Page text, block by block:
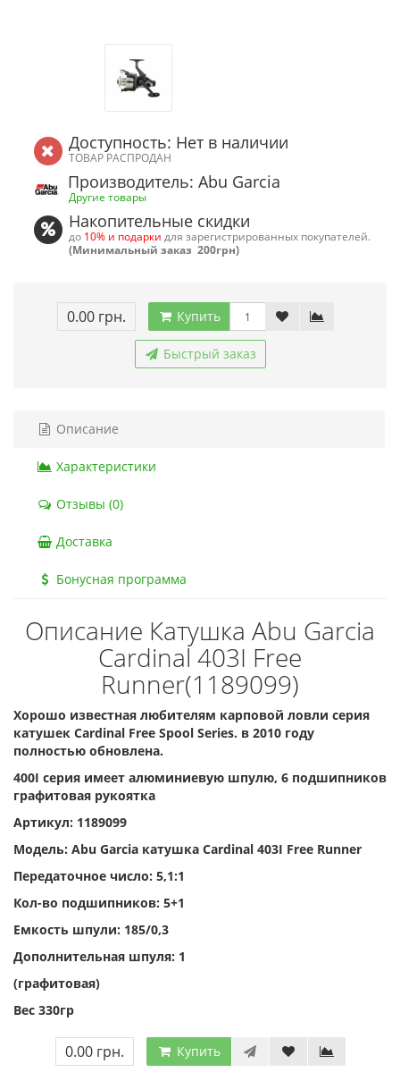
Доступность: Нет в наличии
ТОВАР РАСПРОДАН
Производитель: Abu Garcia
Другие товары
Накопительные скидки
до 10% и подарки для зарегистрированных покупателей.
(Минимальный заказ 200грн)
0.00 грн. Купить
Быстрый заказ
Описание
Характеристики
Отзывы (0)
Доставка
Бонусная программа
Описание Катушка Abu Garcia
Cardinal 403I Free
Runner(1189099)
Хорошо известная любителям карповой ловли серия
катушек Cardinal Free Spool Series. в 2010 году
полностью обновлена.
400I серия имеет алюминиевую шпулю, 6 подшипников
графитовая рукоятка
Артикул: 1189099
Модель: Abu Garcia катушка Cardinal 403I Free Runner
Передаточное число: 5,1:1
Кол-во подшипников: 5+1
Емкость шпули: 185/0,3
Дополнительная шпуля: 1
(графитовая)
Вес 330гр
0.00 грн. Купить